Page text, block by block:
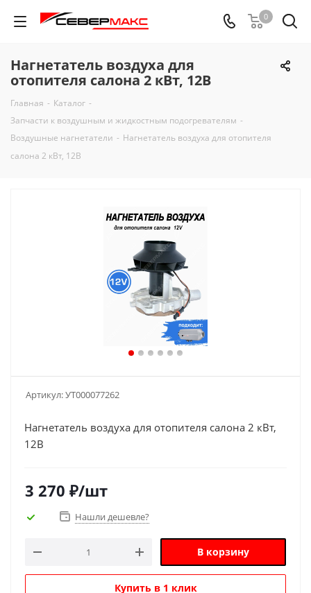
0
Нагнетатель воздуха для
отопителя салона 2 кВт, 12В
Главная - Каталог -
Запчасти к воздушным и жидкостным подогревателям -
Воздушные нагнетатели - Нагнетатель воздуха для отопителя
салона 2 кВт, 12В
Артикул:УТ000077262
Нагнетатель воздуха для отопителя салона 2 кВт,
12В
3 270 ₽/шт
Нашли дешевле?
В корзину
Купить в 1 клик